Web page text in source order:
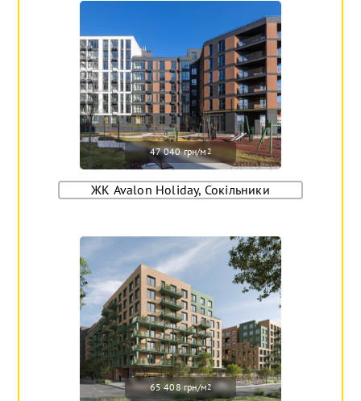
47 040 грн/м2
ЖК Avalon Holiday, Сокільники
65 408 грн/м2